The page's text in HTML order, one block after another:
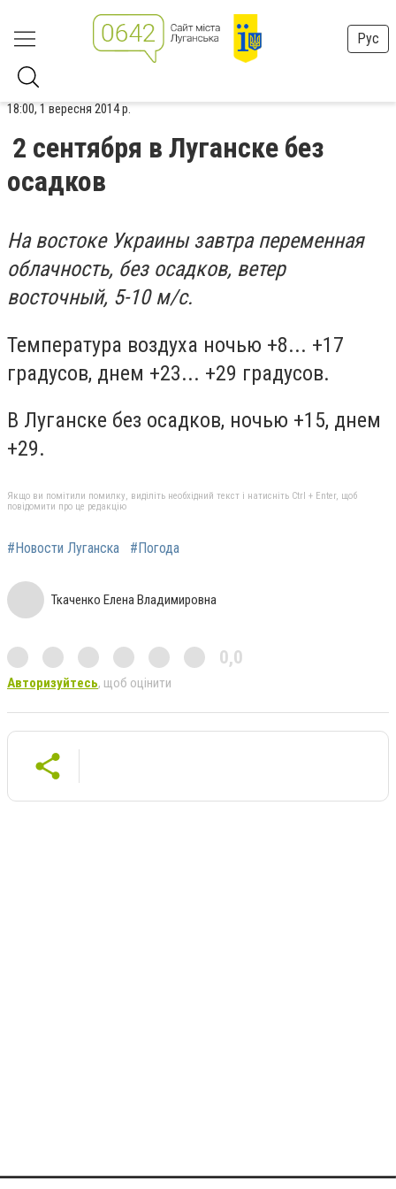
Рус
18:00, 1 вересня 2014 р.
2 сентября в Луганске без
осадков
На востоке Украины завтра переменная
облачность, без осадков, ветер
восточный, 5-10 м/с.
Температура воздуха ночью +8... +17
градусов, днем +23... +29 градусов.
В Луганске без осадков, ночью +15, днем
+29.
Якщо ви помітили помилку, виділіть необхідний текст і натисніть Ctrl + Enter, щоб
повідомити про це редакцію
#Новости Луганска #Погода
Ткаченко Елена Владимировна
0,0
Авторизуйтесь, щоб оцінити